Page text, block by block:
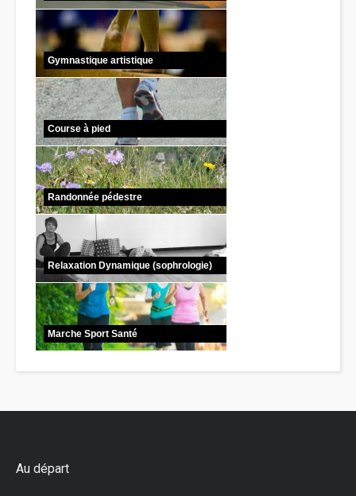
Gymnastique artistique
Course à pied
Randonnée pédestre
Relaxation Dynamique (sophrologie)
Marche Sport Santé
Au départ